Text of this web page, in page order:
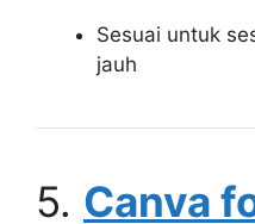
Sesuai untuk
jauh
5. Canva